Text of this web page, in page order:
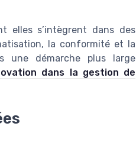
elles s’intègrent dans des
la conformité et la
une démarche plus large
dans la gestion de